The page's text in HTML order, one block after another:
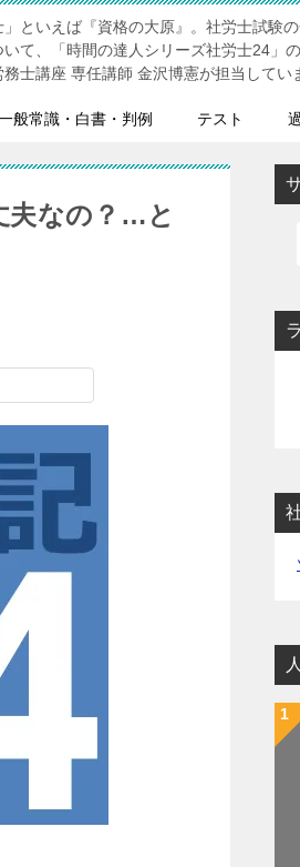
」といえば『資格の大原』。社労士試験
いて、「時間の達人シリーズ社労士24」
士講座 専任講師 金沢博憲が担当してい
般常識・白書・判例 テスト
夫なの？…と